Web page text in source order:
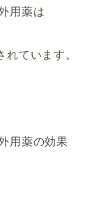
用薬は
ています。
用薬の効果